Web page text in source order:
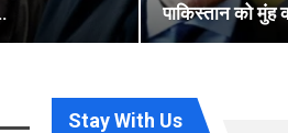
पाकिस्तान को मुंह
Stay With Us